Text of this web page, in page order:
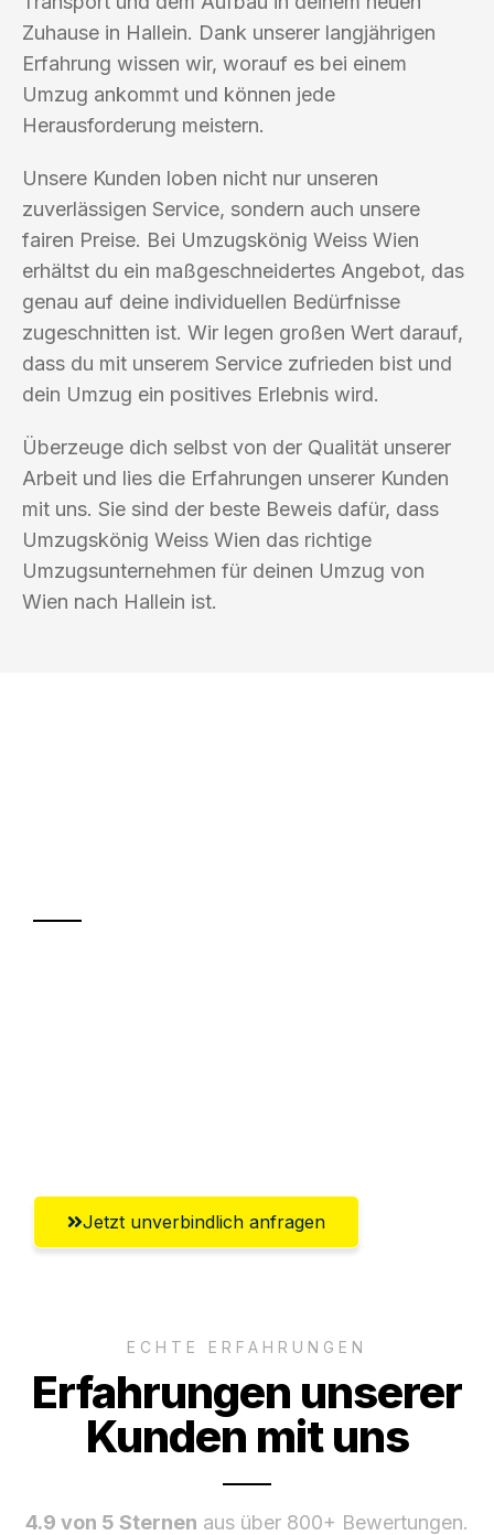
Zuhause in Hallein. Dank unserer langjährigen
Erfahrung wissen wir, worauf es bei einem
Umzug ankommt und können jede
Herausforderung meistern.
Unsere Kunden loben nicht nur unseren
zuverlässigen Service, sondern auch unsere
fairen Preise. Bei Umzugskönig Weiss Wien
erhältst du ein maßgeschneidertes Angebot, das
genau auf deine individuellen Bedürfnisse
zugeschnitten ist. Wir legen großen Wert darauf,
dass du mit unserem Service zufrieden bist und
dein Umzug ein positives Erlebnis wird.
Überzeuge dich selbst von der Qualität unserer
Arbeit und lies die Erfahrungen unserer Kunden
mit uns. Sie sind der beste Beweis dafür, dass
Umzugskönig Weiss Wien das richtige
Umzugsunternehmen für deinen Umzug von
Wien nach Hallein ist.
Jetzt unverbindlich anfragen
ECHTE ERFAHRUNGEN
Erfahrungen unserer
Kunden mit uns
4.9 von 5 Sternen aus über 800+ Bewertungen.